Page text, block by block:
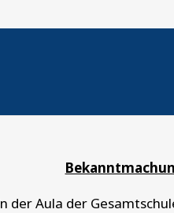
der Aula der